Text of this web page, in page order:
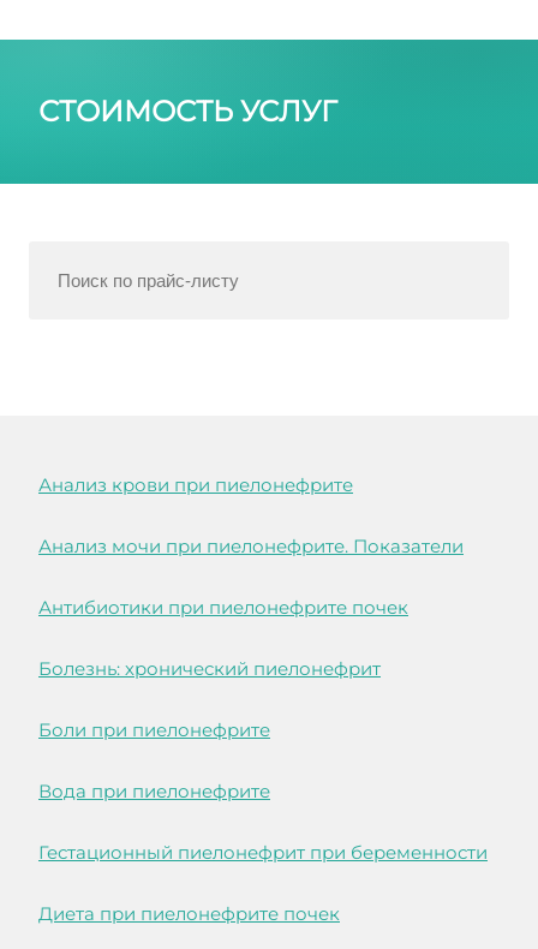
СТОИМОСТЬ УСЛУГ
Анализ крови при пиелонефрите
Анализ мочи при пиелонефрите. Показатели
Антибиотики при пиелонефрите почек
Болезнь: хронический пиелонефрит
Боли при пиелонефрите
Вода при пиелонефрите
Гестационный пиелонефрит при беременности
Диета при пиелонефрите почек